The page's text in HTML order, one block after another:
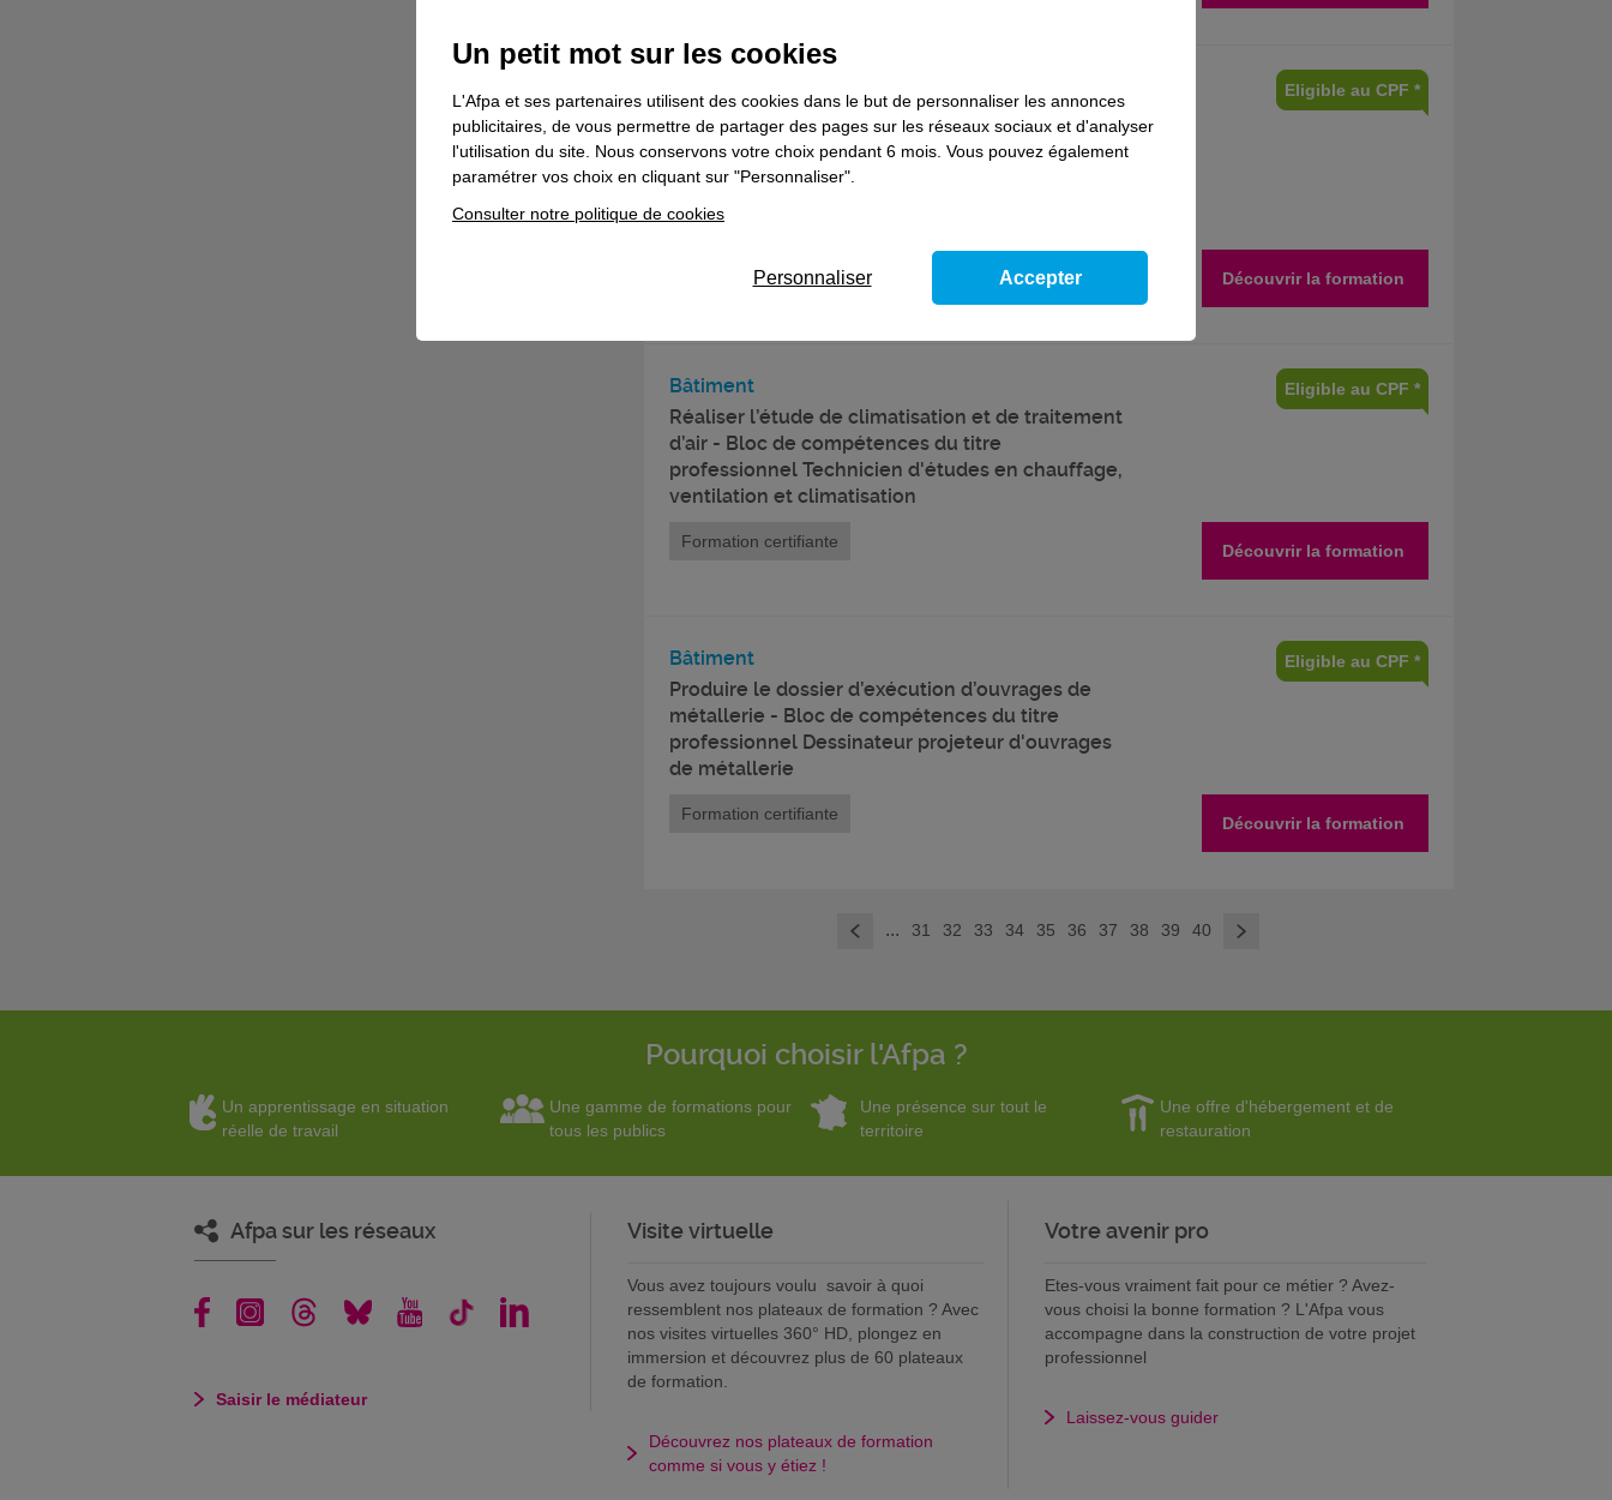
Réaliser l’étude de plomberie, de chauffage,
d’eau chaude sanitaire et de VMC - Bloc de
compétences du titre professionnel Technicien
climatisation
Eligible au CPF *
Formation certifiante Découvrir la formation
Bâtiment
Réaliser l’étude de climatisation et de traitement
d’air - Bloc de compétences du titre
professionnel Technicien d'études en chauffage,
ventilation et climatisation
Eligible au CPF *
Formation certifiante Découvrir la formation
Bâtiment
Produire le dossier d’exécution d’ouvrages de
métallerie - Bloc de compétences du titre
professionnel Dessinateur projeteur d'ouvrages
de métallerie
Eligible au CPF *
Formation certifiante Découvrir la formation
< ... 31 32 33 34 35 36 37 38 39 40 >
Pourquoi choisir l'Afpa ?
Un apprentissage en situation
réelle de travail
Une gamme de formations pour
tous les publics
Une présence sur tout le
territoire
Une offre d'hébergement et de
restauration
Afpa sur les réseaux
Saisir le médiateur
Visite virtuelle
Vous avez toujours voulu savoir à quoi
ressemblent nos plateaux de formation ? Avec
nos visites virtuelles 360° HD, plongez en
immersion et découvrez plus de 60 plateaux
de formation.
Découvrez nos plateaux de formation
comme si vous y étiez !
Votre avenir pro
Etes-vous vraiment fait pour ce métier ? Avez-
vous choisi la bonne formation ? L'Afpa vous
accompagne dans la construction de votre projet
professionnel
Laissez-vous guider
Un petit mot sur les cookies
L'Afpa et ses partenaires utilisent des cookies dans le but de personnaliser les annonces
publicitaires, de vous permettre de partager des pages sur les réseaux sociaux et d'analyser
l'utilisation du site. Nous conservons votre choix pendant 6 mois. Vous pouvez également
paramétrer vos choix en cliquant sur "Personnaliser".
Consulter notre politique de cookies
Personnaliser Accepter